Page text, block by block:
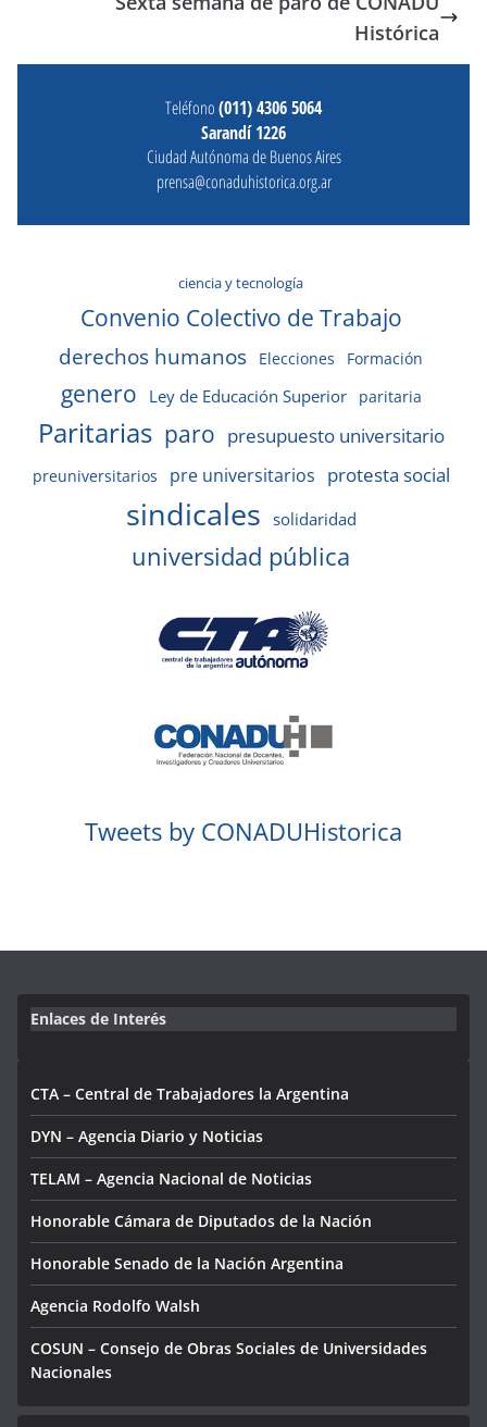
Histórica
Teléfono(011) 4306 5064
Sarandí 1226
Ciudad Autónoma de Buenos Aires
prensa@conaduhistorica.org.ar
ciencia y tecnología
Convenio Colectivo de Trabajo
derechos humanos Elecciones Formación
genero Ley de Educación Superior paritaria
Paritarias paro presupuesto universitario
preuniversitarios pre universitarios protesta social
sindicales solidaridad
universidad pública
Tweets by CONADUHistorica
Enlaces de Interés
CTA – Central de Trabajadores la Argentina
DYN – Agencia Diario y Noticias
TELAM – Agencia Nacional de Noticias
Honorable Cámara de Diputados de la Nación
Honorable Senado de la Nación Argentina
Agencia Rodolfo Walsh
COSUN – Consejo de Obras Sociales de Universidades
Nacionales